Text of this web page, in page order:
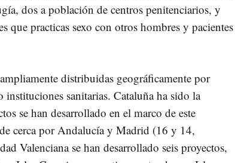
dos a población de centros penitenciarios, y
que practicas sexo con otros hombres y pacientes
distribuidas geográficamente por
instituciones sanitarias. Cataluña ha sido la
se han desarrollado en el marco de este
cerca por Andalucía y Madrid (16 y 14,
Valenciana se han desarrollado seis proyectos,